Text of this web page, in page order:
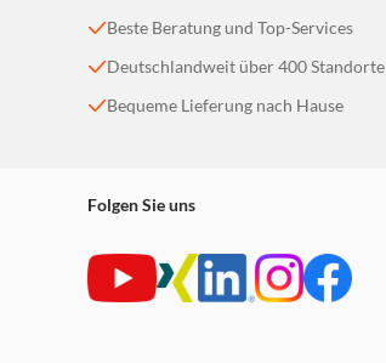
Beste Beratung und Top-Services
Deutschlandweit über 400 Standorte
Bequeme Lieferung nach Hause
Folgen Sie uns